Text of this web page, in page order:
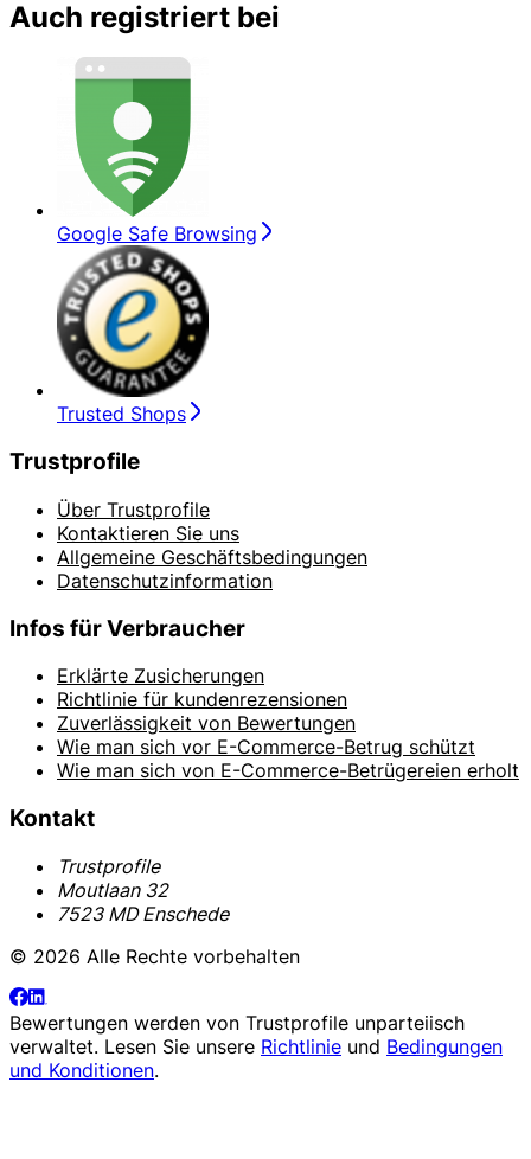
Auch registriert bei
Google Safe Browsing
Trusted Shops
Trustprofile
Über Trustprofile
Kontaktieren Sie uns
Allgemeine Geschäftsbedingungen
Datenschutzinformation
Infos für Verbraucher
Erklärte Zusicherungen
Richtlinie für kundenrezensionen
Zuverlässigkeit von Bewertungen
Wie man sich vor E-Commerce-Betrug schützt
Wie man sich von E-Commerce-Betrügereien erholt
Kontakt
Trustprofile
Moutlaan 32
7523 MD Enschede
© 2026 Alle Rechte vorbehalten
Bewertungen werden von Trustprofile unparteiisch
verwaltet. Lesen Sie unsere Richtlinie und Bedingungen
und Konditionen.